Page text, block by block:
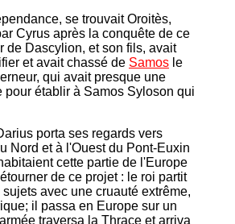
se trouvait Oroitès,
Cyrus après la conquête de ce
de Dascylion, et son fils, avait
et avait chassé de Samos le
qui avait presque une
pour établir à Samos Syloson qui
porta ses regards vers
Nord et à l'Ouest du Pont-Euxin
cette partie de l'Europe
de ce projet : le roi partit
sujets avec une cruauté extrême,
il passa en Europe sur un
traversa la Thrace et arriva